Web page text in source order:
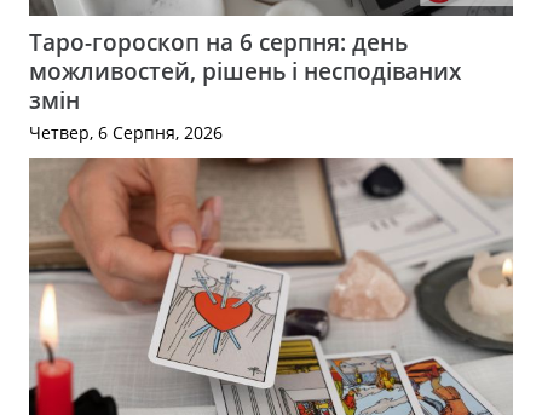
Таро-гороскоп на 6 серпня: день
можливостей, рішень і несподіваних
змін
Четвер, 6 Серпня, 2026